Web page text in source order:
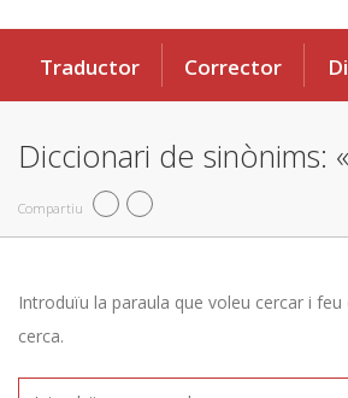
Traductor Corrector
Diccionari de sinònims:
Compartiu
Introduïu la paraula que voleu cercar i
cerca.